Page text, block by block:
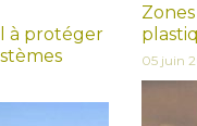
à protéger
05 juin